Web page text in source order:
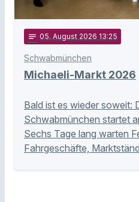
notes 05. August 2026 13:25
Schwabmünchen
Michaeli-Markt 2026
Bald ist es wieder soweit:
Schwabmünchen startet
Sechs Tage lang warten
Fahrgeschäfte,